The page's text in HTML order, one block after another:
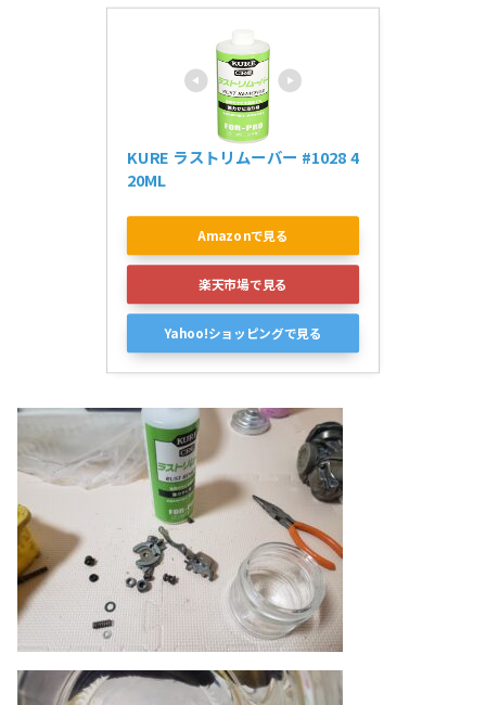
KURE ラストリムーバー #1028 4
20ML
Amazonで見る
楽天市場で見る
Yahoo!ショッピングで見る